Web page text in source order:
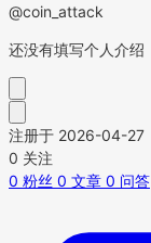
@coin_attack
还没有填写个人介绍
注册于 2026-04-27
0 关注
0 粉丝 0 文章 0 问答